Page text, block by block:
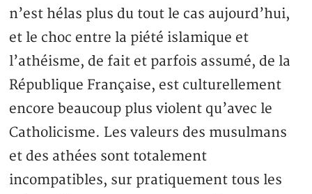
n’est hélas plus du tout le cas aujourd’hui,
et le choc entre la piété islamique et
l’athéisme, de fait et parfois assumé, de la
République Française, est culturellement
encore beaucoup plus violent qu’avec le
Catholicisme. Les valeurs des musulmans
et des athées sont totalement
incompatibles, sur pratiquement tous les